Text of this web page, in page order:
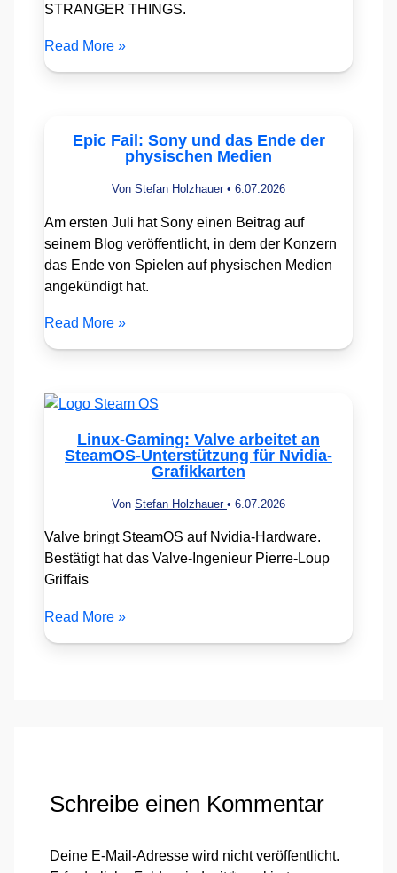
STRANGER THINGS.
Read More »
Epic Fail: Sony und das Ende der
physischen Medien
Von Stefan Holzhauer • 6.07.2026
Am ersten Juli hat Sony einen Beitrag auf
seinem Blog veröffentlicht, in dem der Konzern
das Ende von Spielen auf physischen Medien
angekündigt hat.
Read More »
Linux-Gaming: Valve arbeitet an
SteamOS-Unterstützung für Nvidia-
Grafikkarten
Von Stefan Holzhauer • 6.07.2026
Valve bringt SteamOS auf Nvidia-Hardware.
Bestätigt hat das Valve-Ingenieur Pierre-Loup
Griffais
Read More »
Schreibe einen Kommentar
Deine E-Mail-Adresse wird nicht veröffentlicht.